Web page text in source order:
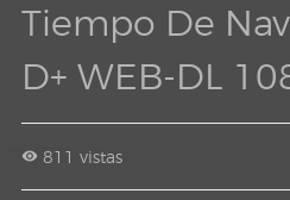
Tiempo De
D+ WEB-DL
811 vistas